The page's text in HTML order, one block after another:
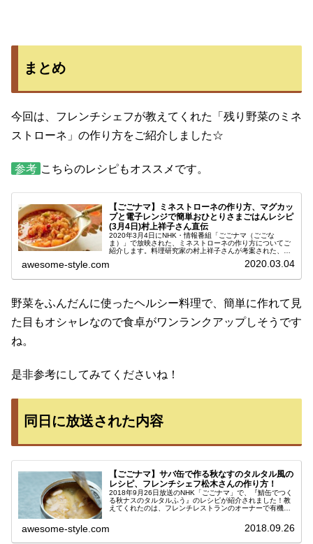
まとめ
今回は、フレンチシェフが教えてくれた「残り野菜のミネ
ストローネ」の作り方をご紹介しました☆
参考 こちらのレシピもオススメです。
【ごごナマ】ミネストローネの作り方、マグカッ
プと電子レンジで簡単おひとりさまごはんレシピ
(3月4日)村上祥子さん直伝
2020年3月4日にNHK・情報番組「ごごナマ（ごごな
ま）」で放映された、ミネストローネの作り方についてご
紹介します。料理研究家の村上祥子さんが考案された、マ
awesome-style.com 2020.03.04
野菜をふんだんに使ったヘルシー料理で、簡単に作れて見
た目もオシャレなので食卓がワンランクアップしそうです
ね。
是非参考にしてみてくださいね！
同日に放送された内容
【ごごナマ】サバ缶で作る秋なすのタルタル風の
レシピ、フレンチシェフ松木さんの作り方！
2018年9月26日放送のNHK「ごごナマ」で、『鯖缶でつく
る秋ナスのタルタルふう』のレシピが紹介されました！教
えてくれたのは、フレンチレストランのオーナーで有機栽
awesome-style.com 2018.09.26